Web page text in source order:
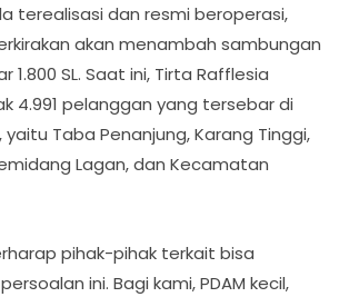
terealisasi dan resmi beroperasi,
akan menambah sambungan
1.800 SL. Saat ini, Tirta Rafflesia
4.991 pelanggan yang tersebar di
Taba Penanjung, Karang Tinggi,
Lagan, dan Kecamatan
pihak-pihak terkait bisa
ini. Bagi kami, PDAM kecil,